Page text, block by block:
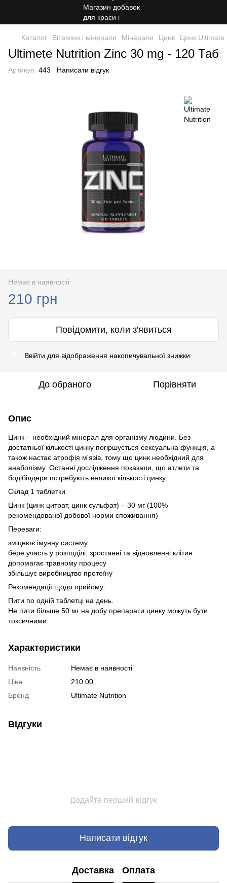
Каталог Вітаміни і мінерали Мінерали Цинк Цинк Ultimate
Ultimete Nutrition Zinc 30 mg - 120 Таб
Артикул: 443 Написати відгук
Немає в наявності
210 грн
Повідомити, коли з'явиться
Ввійти для відображення накопичувальної знижки
До обраного Порівняти
Опис
Цинк – необхідний мінерал для організму людини. Без
достатньої кількості цинку погіршується сексуальна функція, а
також настає атрофія м'язів, тому що цинк необхідний для
анаболізму. Останні дослідження показали, що атлети та
бодібілдери потребують великої кількості цинку.
Склад 1 таблетки
Цинк (цинк цитрат, цинк сульфат) – 30 мг (100%
рекомендованої добової норми споживання)
Переваги:
зміцнює імунну систему
бере участь у розподілі, зростанні та відновленні клітин
допомагає травному процесу
збільшує виробництво протеїну
Рекомендації щодо прийому:
Пити по одній таблетці на день.
Не пити більше 50 мг на добу препарати цинку можуть бути
токсичними.
Характеристики
Наявність
Немає в наявності
Ціна
210.00
Бренд
Ultimate Nutrition
Відгуки
Додайте перший відгук
Написати відгук
Доставка Оплата